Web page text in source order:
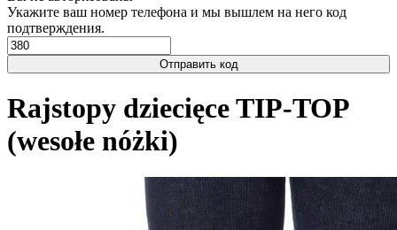
Укажите ваш номер телефона и мы вышлем на него код
подтверждения.
Отправить код
Rajstopy dziecięce TIP-TOP
(wesołe nóżki)